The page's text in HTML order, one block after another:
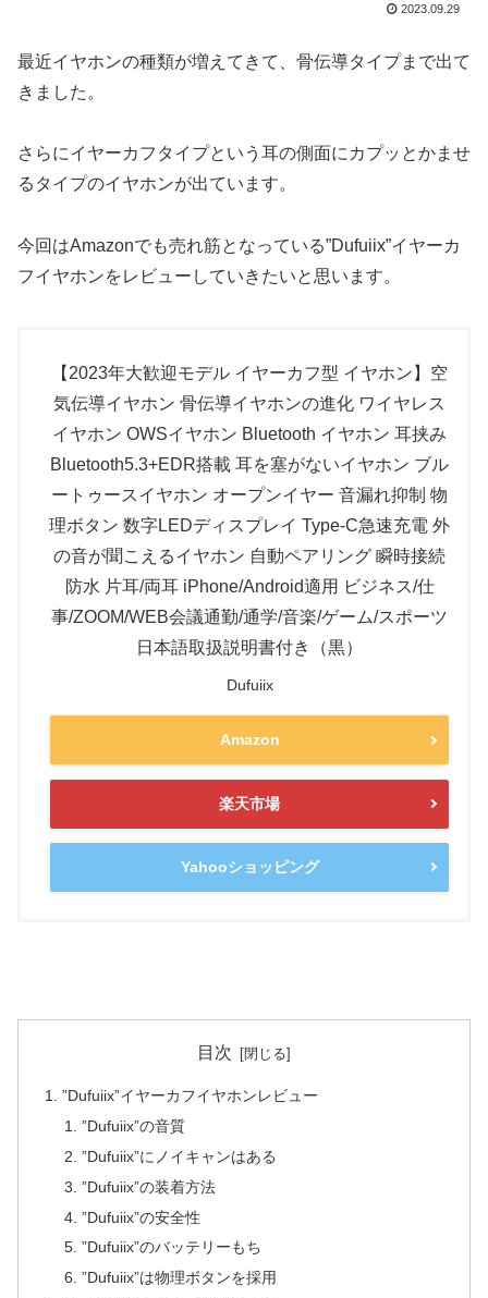
2023.09.29
最近イヤホンの種類が増えてきて、骨伝導タイプまで出て
きました。
さらにイヤーカフタイプという耳の側面にカプッとかませ
るタイプのイヤホンが出ています。
今回はAmazonでも売れ筋となっている”Dufuiix”イヤーカ
フイヤホンをレビューしていきたいと思います。
【2023年大歓迎モデル イヤーカフ型 イヤホン】空
気伝導イヤホン 骨伝導イヤホンの進化 ワイヤレス
イヤホン OWSイヤホン Bluetooth イヤホン 耳挟み
Bluetooth5.3+EDR搭載 耳を塞がないイヤホン ブル
ートゥースイヤホン オープンイヤー 音漏れ抑制 物
理ボタン 数字LEDディスプレイ Type‐C急速充電 外
の音が聞こえるイヤホン 自動ペアリング 瞬時接続
防水 片耳/両耳 iPhone/Android適用 ビジネス/仕
事/ZOOM/WEB会議通勤/通学/音楽/ゲーム/スポーツ
日本語取扱説明書付き（黒）
Dufuiix
Amazon
楽天市場
Yahooショッピング
目次
”Dufuiix”イヤーカフイヤホンレビュー
”Dufuiix”の音質
”Dufuiix”にノイキャンはある
”Dufuiix”の装着方法
”Dufuiix”の安全性
”Dufuiix”のバッテリーもち
”Dufuiix”は物理ボタンを採用